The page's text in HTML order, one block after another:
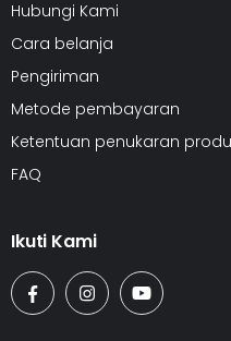
Hubungi Kami
Cara belanja
Pengiriman
Metode pembayaran
Ketentuan penukaran
FAQ
Ikuti Kami